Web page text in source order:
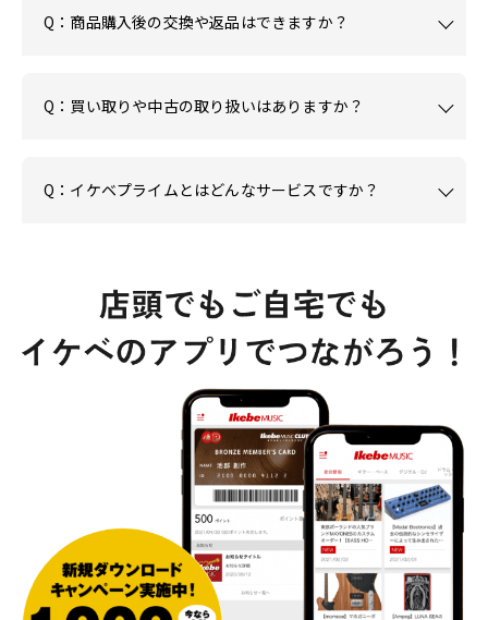
Q：商品購入後の交換や返品はできますか？
Q：買い取りや中古の取り扱いはありますか？
Q：イケベプライムとはどんなサービスですか？